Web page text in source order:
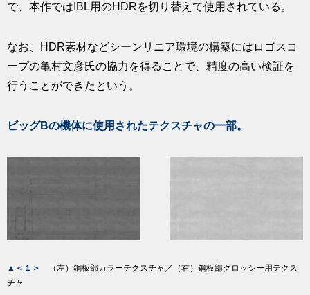
で、本作ではIBL用のHDRを切り替えて使用されている。
なお、HDR素材などシーンリニア環境の構築にはロゴスコ
ープの亀村文彦氏の協力を得ることで、精度の高い検証を
行うことができたという。
ビッグBの機体に使用されたテクスチャの一部。
▲＜１＞
（左）鋼板部カラーテクスチャ／（右）鋼板部グロッシー用テクス
チャ